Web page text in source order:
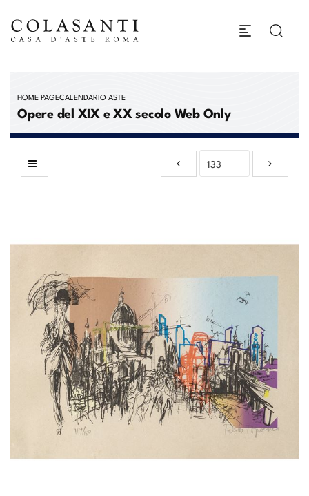
HOME PAGECALENDARIO ASTE
Opere del XIX e XX secolo Web Only